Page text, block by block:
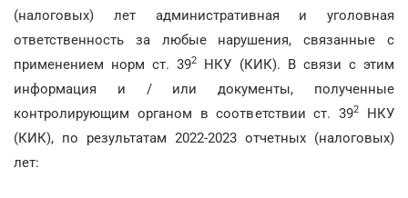
(налоговых) лет административная и уголовная
ответственность за любые нарушения, связанные с
применением норм ст. 392
НКУ (КИК). В связи с этим
информация и / или документы, полученные
контролирующим органом в соответствии ст. 392
НКУ
(КИК), по результатам 2022-2023 отчетных (налоговых)
лет: